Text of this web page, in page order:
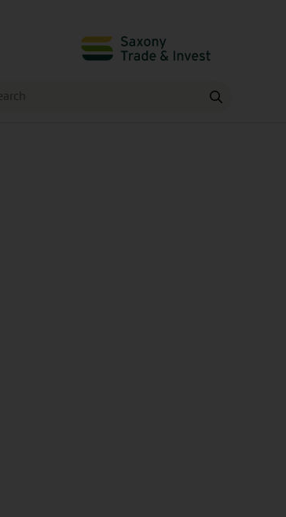
Find